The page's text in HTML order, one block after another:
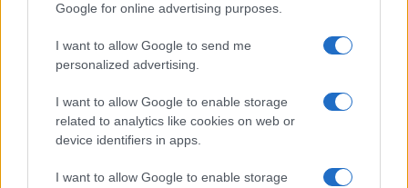
Google for online advertising purposes.
I want to allow Google to send me
personalized advertising.
I want to allow Google to enable storage
related to analytics like cookies on web or
device identifiers in apps.
I want to allow Google to enable storage
Mostre a Parigi estate 2026: cosa vedere nei musei e
spazi espositivi
LIFESTYLE